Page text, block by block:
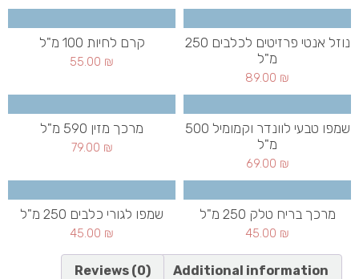
נוזל אנטי פרזיטים לכלבים 250
מ"ל
89.00 ₪
קרם לחיות 100 מ"ל
55.00 ₪
שמפו טבעי לוונדר וקמומיל 500
מ"ל
69.00 ₪
מרכך מזין 590 מ"ל
79.00 ₪
מרכך בריח טלק 250 מ"ל
45.00 ₪
שמפו לגורי כלבים 250 מ"ל
45.00 ₪
Additional information
Reviews (0)